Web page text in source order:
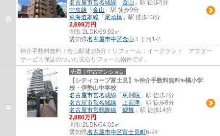
名古屋市営名城線 「 金山 」駅 徒歩5分
中央線 「 金山 」駅 徒歩9分
東海道本線 「 尾頭橋 」駅 徒歩13分
2,699万円
間取:2LDK/69.92㎡
愛知県名古屋市中区金山 １丁目1-2
仲介手数料無料！金山駅徒歩5分！リフォーム：イーグランド アフター
サービス保証のついた安心リフォーム物件です。
売買｜中古マンション
【シティコープ富士見】✨️仲介手数料無料✨️橘小学
校・伊勢山中学校
名古屋市営名城線 「 東別院 」駅 徒歩7分
名古屋市営名城線 「 上前津 」駅 徒歩8分
名古屋市営鶴舞線 「 鶴舞 」駅 徒歩14分
2,880万円
間取:2LDK/64.02㎡
愛知県名古屋市中区富士見町6-24